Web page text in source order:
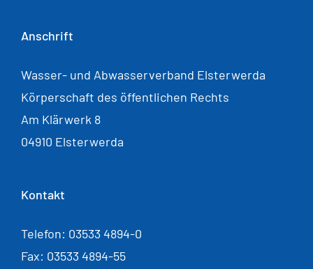
Anschrift
Wasser- und Abwasserverband Elsterwerda
Körperschaft des öffentlichen Rechts
Am Klärwerk 8
04910 Elsterwerda
Kontakt
Telefon: 03533 4894-0
Fax: 03533 4894-55